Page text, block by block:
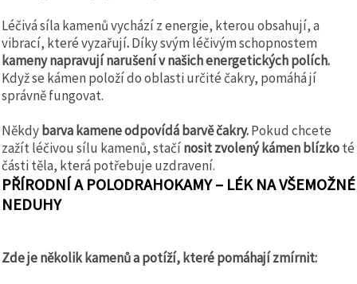
Léčivá síla kamenů vychází z energie, kterou obsahují, a
vibrací, které vyzařují.Díky svým léčivým schopnostem
kameny napravují narušení v našich energetických polích.
Když se kámen položí do oblasti určité čakry, pomáhá jí
správně fungovat.
Někdybarva kamene odpovídá barvě čakry.Pokud chcete
zažít léčivou sílu kamenů, stačínosit zvolený kámen blízkoté
části těla, která potřebuje uzdravení.
PŘÍRODNÍ A POLODRAHOKAMY – LÉK NA VŠEMOŽNÉ
NEDUHY
Zde je několik kamenů a potíží, které pomáhají zmírnit: